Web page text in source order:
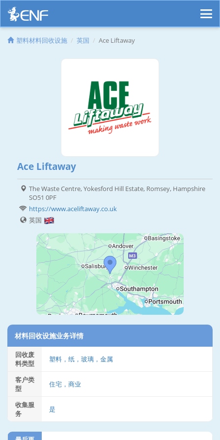
塑料材料回收设施 英国 Ace Liftaway
Ace Liftaway
The Waste Centre, Yokesford Hill Estate, Romsey, Hampshire
SO51 0PF
https://www.aceliftaway.co.uk
英国
材料回收设施业务详情
回收废
料类型
塑料，纸，玻璃，金属
客户类
型
住宅，商业
收集服
务
是